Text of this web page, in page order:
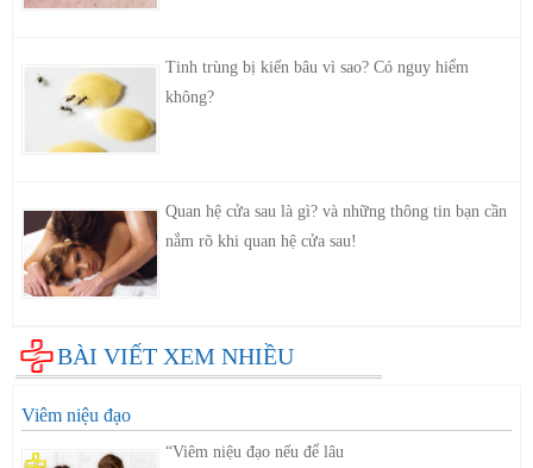
Tinh trùng bị kiến bâu vì sao? Có nguy hiểm
không?
Quan hệ cửa sau là gì? và những thông tin bạn cần
nắm rõ khi quan hệ cửa sau!
BÀI VIẾT XEM NHIỀU
Viêm niệu đạo
“Viêm niệu đạo nếu để lâu